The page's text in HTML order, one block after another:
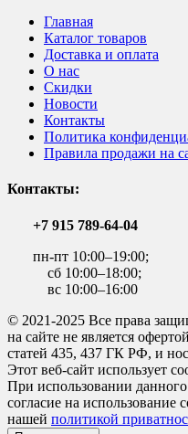
Главная
Каталог товаров
Доставка и оплата
О нас
Скидки
Новости
Контакты
Политика
Правила продажи на
Контакты:
+7 915 789-64-04
пн-пт 10:00–19:00;
сб 10:00–18:00;
вс 10:00–16:00
© 2021-2025 Все права
на сайте не является
статей 435, 437 ГК РФ, и
Этот веб-сайт использует
При использовании
согласие на использование
нашей политикой